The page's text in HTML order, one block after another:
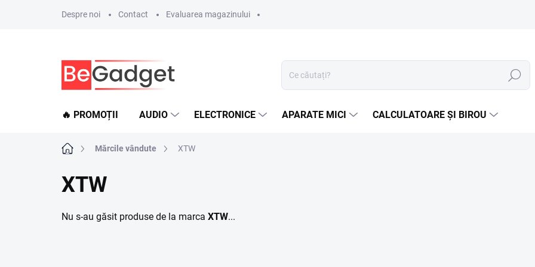
Despre noi Contact Evaluarea magazinului
Căutare
🔥 PROMOȚII AUDIO ELECTRONICE APARATE MICI CALCULATOARE ȘI BIROU
AcasăMărcile vândute XTW
XTW
Nu s-au găsit produse de la marca XTW...